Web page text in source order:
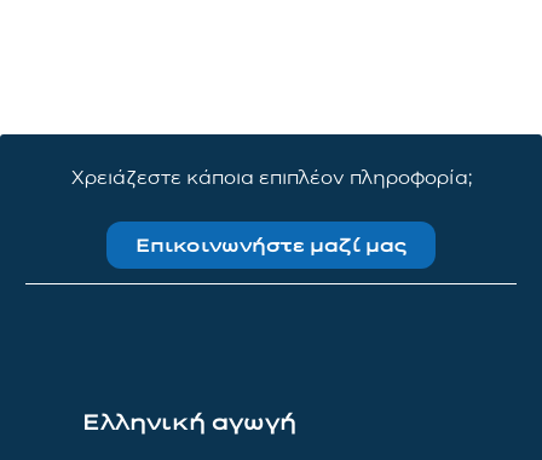
Χρειάζεστε κάποια επιπλέον πληροφορία;
Επικοινωνήστε μαζί μας
Ελληνική αγωγή